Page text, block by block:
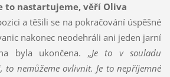
to nastartujeme, věří Oliva
a těšili se na pokračování úspěšné
nakonec neodehráli ani jeden jarní
byla ukončena. „Je to v souladu
nemůžeme ovlivnit. Je to nepříjemné